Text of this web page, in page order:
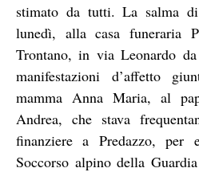
stimato da tutti. La salma
lunedì, alla casa funeraria
Trontano, in via Leonardo
manifestazioni d’affetto
mamma Anna Maria, al
Andrea, che stava
finanziere a Predazzo,
Soccorso alpino della